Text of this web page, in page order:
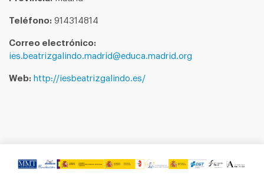
Teléfono: 914314814
Correo electrónico:
ies.beatrizgalindo.madrid@educa.madrid.org
Web: http://iesbeatrizgalindo.es/